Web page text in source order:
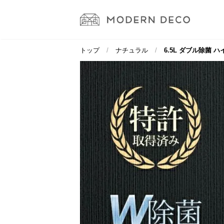
トップ ナチュラル 6.5L ダブル除菌 ハ